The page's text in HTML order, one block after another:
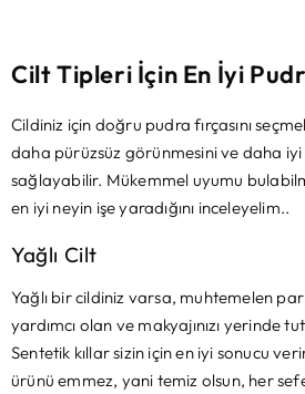
Cilt Tipleri İçin En İyi
Cildiniz için doğru pudra fırçasını
daha pürüzsüz görünmesini ve daha iyi
sağlayabilir. Mükemmel uyumu
en iyi neyin işe yaradığını inceleyelim..
Yağlı Cilt
Yağlı bir cildiniz varsa, muhtemelen
yardımcı olan ve makyajınızı yerinde
Sentetik kıllar sizin için en iyi sonucu
ürünü emmez, yani temiz olsun, her